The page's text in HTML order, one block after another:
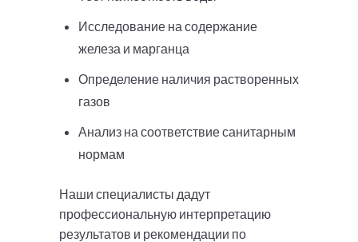
Исследование на содержание
железа и марганца
Определение наличия растворенных
газов
Анализ на соответствие санитарным
нормам
Наши специалисты дадут
профессиональную интерпретацию
результатов и рекомендации по